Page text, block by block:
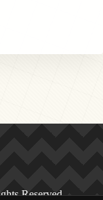
Reserved.